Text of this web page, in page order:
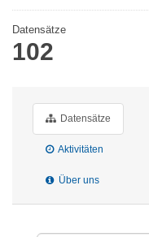
Datensätze
102
Datensätze
Aktivitäten
Über uns